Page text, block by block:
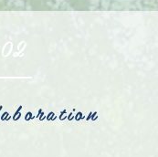
02